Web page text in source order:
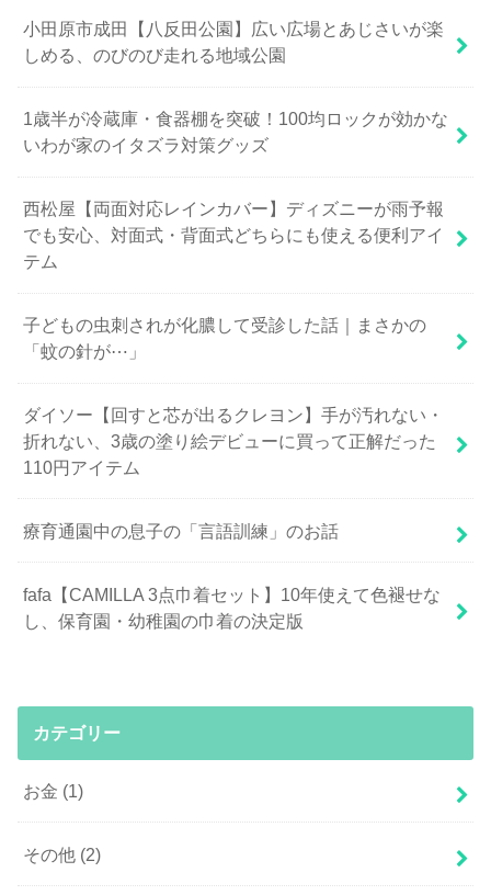
小田原市成田【八反田公園】広い広場とあじさいが楽
しめる、のびのび走れる地域公園
1歳半が冷蔵庫・食器棚を突破！100均ロックが効かな
いわが家のイタズラ対策グッズ
西松屋【両面対応レインカバー】ディズニーが雨予報
でも安心、対面式・背面式どちらにも使える便利アイ
テム
子どもの虫刺されが化膿して受診した話｜まさかの
「蚊の針が⋯」
ダイソー【回すと芯が出るクレヨン】手が汚れない・
折れない、3歳の塗り絵デビューに買って正解だった
110円アイテム
療育通園中の息子の「言語訓練」のお話
fafa【CAMILLA 3点巾着セット】10年使えて色褪せな
し、保育園・幼稚園の巾着の決定版
カテゴリー
お金 (1)
その他 (2)